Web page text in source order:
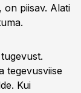
on piisav. Alati
tegevusviise
Kui